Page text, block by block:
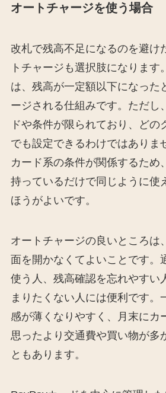
オートチャージを使う場合
改札で残高不足になるのを避け
トチャージも選択肢になります
は、残高が一定額以下になった
ージされる仕組みです。ただし
ドや条件が限られており、どの
でも設定できるわけではありま
カード系の条件が関係するため
持っているだけで同じように使
ほうがよいです。
オートチャージの良いところは
面を開かなくてよいことです。
使う人、残高確認を忘れやすい
まりたくない人には便利です。
感が薄くなりやすく、月末にカ
思ったより交通費や買い物が多
ともあります。